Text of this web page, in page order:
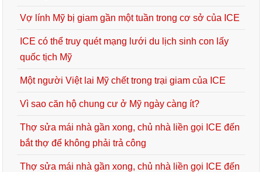
Vợ lính Mỹ bị giam gần một tuần trong cơ sở của ICE
ICE có thể truy quét mạng lưới du lịch sinh con lấy
quốc tịch Mỹ
Một người Việt lai Mỹ chết trong trại giam của ICE
Vì sao căn hộ chung cư ở Mỹ ngày càng ít?
Thợ sửa mái nhà gần xong, chủ nhà liền gọi ICE đến
bắt thợ để không phải trả công
Thợ sửa mái nhà gần xong, chủ nhà liền gọi ICE đến